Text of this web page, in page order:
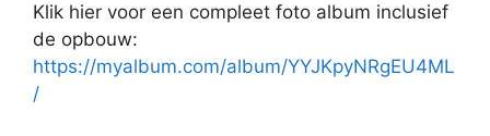
Klik hier voor een compleet foto album inclusief
de opbouw:
https://myalbum.com/album/YYJKpyNRgEU4ML
/